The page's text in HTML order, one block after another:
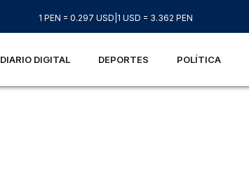
1 PEN = 0.297 USD 1 USD = 3.362 PEN
DIARIO DIGITAL DEPORTES POLÍTICA